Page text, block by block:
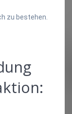
zu bestehen.